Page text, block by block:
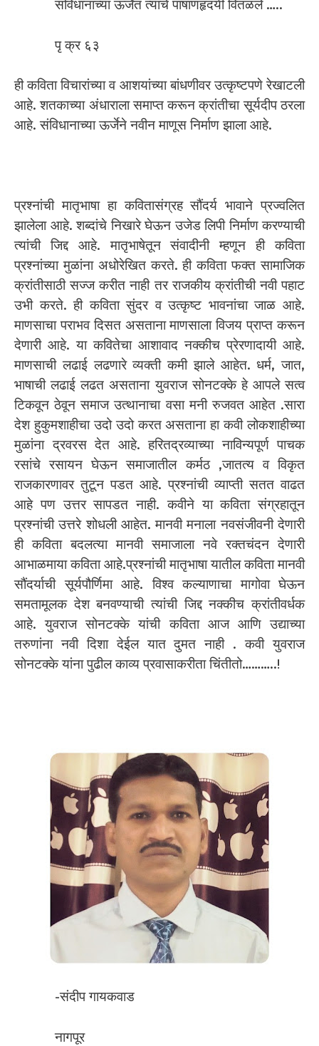
संविधानाच्या ऊर्जेत त्यांचे पाषाणहृदयी वितळले …..
पृ क्र ६३
ही कविता विचारांच्या व आशयांच्या बांधणीवर उत्कृष्टपणे रेखाटली
आहे. शतकाच्या अंधाराला समाप्त करून क्रांतीचा सूर्यदीप ठरला
आहे. संविधानाच्या ऊर्जेने नवीन माणूस निर्माण झाला आहे.
प्रश्नांची मातृभाषा हा कवितासंग्रह सौंदर्य भावाने प्रज्वलित
झालेला आहे. शब्दांचे निखारे घेऊन उजेड लिपी निर्माण करण्याची
त्यांची जिद्द आहे. मातृभाषेतून संवादीनी म्हणून ही कविता
प्रश्‍नांच्या मुळांना अधोरेखित करते. ही कविता फक्त सामाजिक
क्रांतीसाठी सज्ज करीत नाही तर राजकीय क्रांतीची नवी पहाट
उभी करते. ही कविता सुंदर व उत्कृष्ट भावनांचा जाळ आहे.
माणसाचा पराभव दिसत असताना माणसाला विजय प्राप्त करून
देणारी आहे. या कवितेचा आशावाद नक्कीच प्रेरणादायी आहे.
माणसाची लढाई लढणारे व्यक्ती कमी झाले आहेत. धर्म, जात,
भाषाची लढाई लढत असताना युवराज सोनटक्के हे आपले सत्व
टिकवून ठेवून समाज उत्थानाचा वसा मनी रुजवत आहेत .सारा
देश हुकुमशाहीचा उदो उदो करत असताना हा कवी लोकशाहीच्या
मुळांना द्रवरस देत आहे. हरितद्रव्याच्या नाविन्यपूर्ण पाचक
रसांचे रसायन घेऊन समाजातील कर्मठ ,जातत्य व विकृत
राजकारणावर तुटून पडत आहे. प्रश्नांची व्याप्ती सतत वाढत
आहे पण उत्तर सापडत नाही. कवीने या कविता संग्रहातून
प्रश्नांची उत्तरे शोधली आहेत. मानवी मनाला नवसंजीवनी देणारी
ही कविता बदलत्या मानवी समाजाला नवे रक्तचंदन देणारी
आभाळमाया कविता आहे.प्रश्नांची मातृभाषा यातील कविता मानवी
सौंदर्याची सूर्यपौर्णिमा आहे. विश्व कल्याणाचा मागोवा घेऊन
समतामूलक देश बनवण्याची त्यांची जिद्द नक्कीच क्रांतीवर्धक
आहे. युवराज सोनटक्के यांची कविता आज आणि उद्याच्या
तरुणांना नवी दिशा देईल यात दुमत नाही . कवी युवराज
सोनटक्के यांना पुढील काव्य प्रवासाकरीता चिंतीतो………..!
-संदीप गायकवाड
नागपूर